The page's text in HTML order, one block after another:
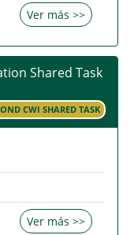
Ver más >>
Shared Task
CWI SHARED TASK
Ver más >>